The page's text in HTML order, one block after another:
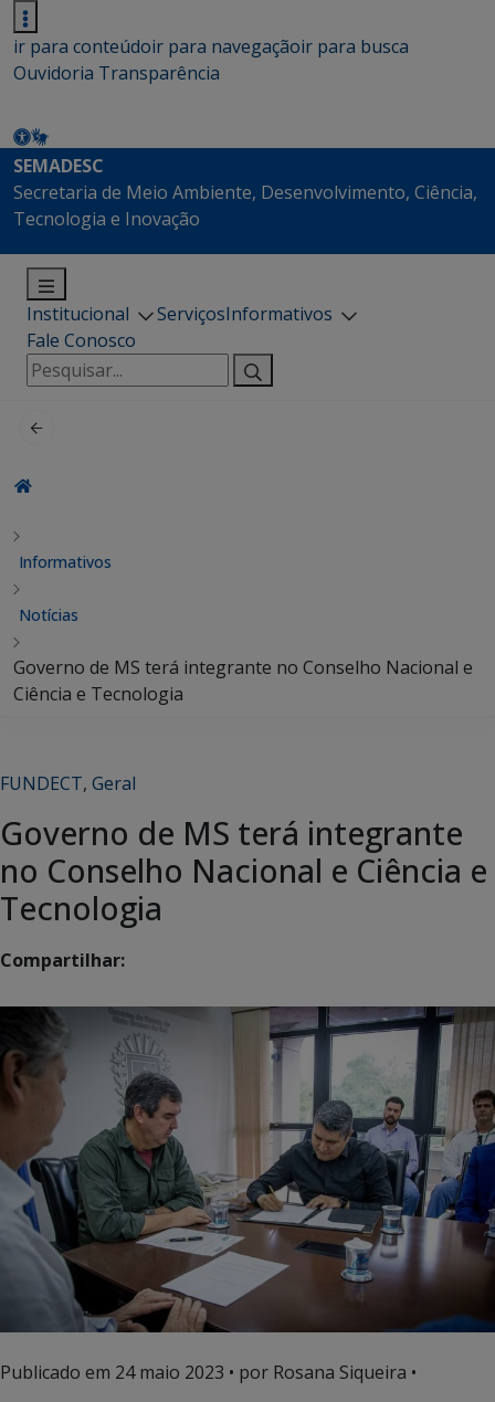
ir para conteúdoir para navegaçãoir para busca
Ouvidoria Transparência
SEMADESC
Secretaria de Meio Ambiente, Desenvolvimento, Ciência,
Tecnologia e Inovação
Institucional ServiçosInformativos
Fale Conosco
Pesquisar
por:
Informativos
Notícias
Governo de MS terá integrante no Conselho Nacional e
Ciência e Tecnologia
FUNDECT, Geral
Governo de MS terá integrante
no Conselho Nacional e Ciência e
Tecnologia
Compartilhar:
Publicado em 24 maio 2023 • por Rosana Siqueira •